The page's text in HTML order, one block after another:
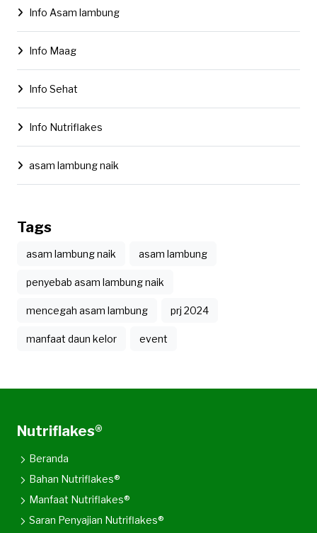
Info Asam lambung
Info Maag
Info Sehat
Info Nutriflakes
asam lambung naik
Tags
asam lambung naik asam lambung
penyebab asam lambung naik
mencegah asam lambung prj 2024
manfaat daun kelor event
Nutriflakes®
Beranda
Bahan Nutriflakes®
Manfaat Nutriflakes®
Saran Penyajian Nutriflakes®